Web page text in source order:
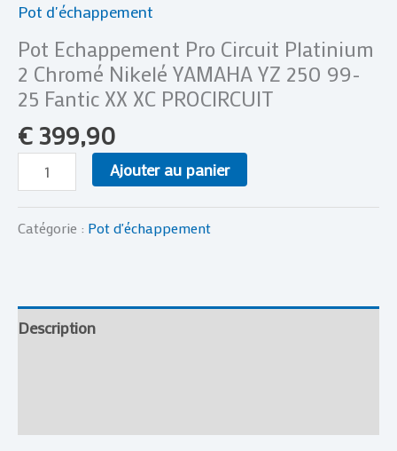
Pot d'échappement
Pot Echappement Pro Circuit Platinium
2 Chromé Nikelé YAMAHA YZ 250 99-
25 Fantic XX XC PROCIRCUIT
€399,90
PROCIRCUIT
Ajouter au panier
Catégorie : Pot d'échappement
Description